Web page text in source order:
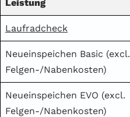
Leistung
Laufradcheck
Neueinspeichen Basic (excl.
Felgen-/Nabenkosten)
Neueinspeichen EVO (excl.
Felgen-/Nabenkosten)